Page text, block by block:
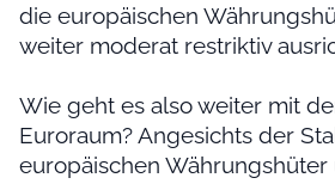
die europäischen
weiter moderat restriktiv
Wie geht es also weiter mit
Euroraum? Angesichts der
europäischen